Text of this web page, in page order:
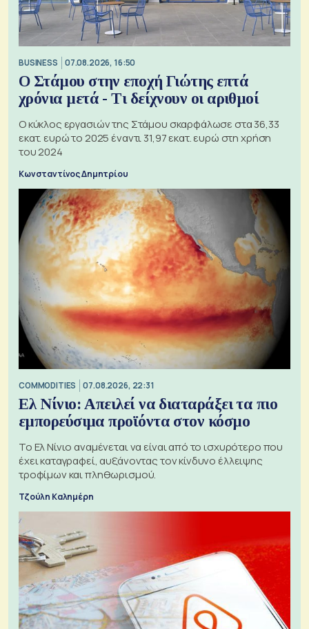
BUSINESS 07.08.2026, 16:50
Ο Στάμου στην εποχή Γιώτης επτά
χρόνια μετά - Τι δείχνουν οι αριθμοί
Ο κύκλος εργασιών της Στάμου σκαρφάλωσε στα 36,33
εκατ. ευρώ το 2025 έναντι 31,97 εκατ. ευρώ στη χρήση
του 2024
Κωνσταντίνος Δημητρίου
COMMODITIES 07.08.2026, 22:31
Ελ Νίνιο: Απειλεί να διαταράξει τα πιο
εμπορεύσιμα προϊόντα στον κόσμο
Το Ελ Νίνιο αναμένεται να είναι από το ισχυρότερο που
έχει καταγραφεί, αυξάνοντας τον κίνδυνο έλλειψης
τροφίμων και πληθωρισμού.
Τζούλη Καλημέρη